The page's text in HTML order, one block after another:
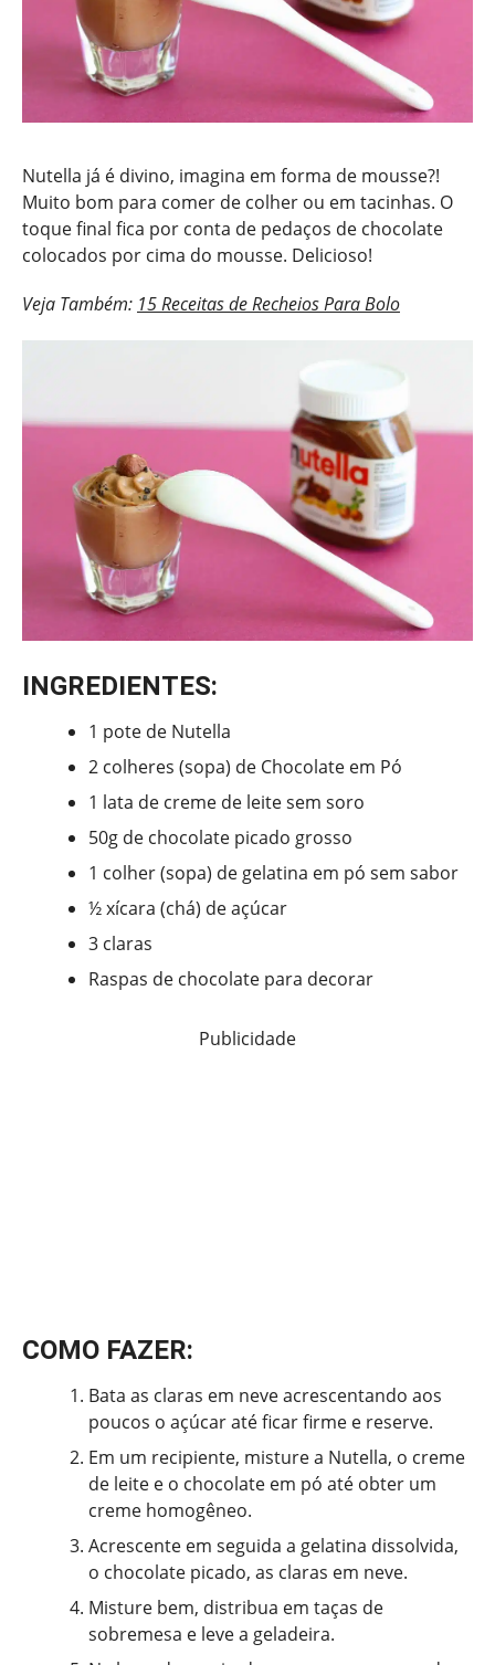
Nutella já é divino, imagina em forma de mousse?!
Muito bom para comer de colher ou em tacinhas. O
toque final fica por conta de pedaços de chocolate
colocados por cima do mousse. Delicioso!
Veja Também: 15 Receitas de Recheios Para Bolo
INGREDIENTES:
1 pote de Nutella
2 colheres (sopa) de Chocolate em Pó
1 lata de creme de leite sem soro
50g de chocolate picado grosso
1 colher (sopa) de gelatina em pó sem sabor
½ xícara (chá) de açúcar
3 claras
Raspas de chocolate para decorar
Publicidade
COMO FAZER:
Bata as claras em neve acrescentando aos
poucos o açúcar até ficar firme e reserve.
Em um recipiente, misture a Nutella, o creme
de leite e o chocolate em pó até obter um
creme homogêneo.
Acrescente em seguida a gelatina dissolvida,
o chocolate picado, as claras em neve.
Misture bem, distribua em taças de
sobremesa e leve a geladeira.